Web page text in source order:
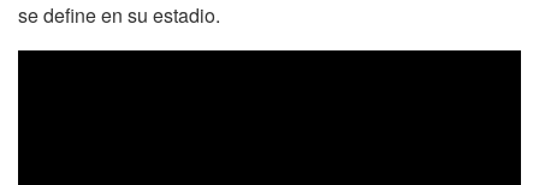
se define en su estadio.